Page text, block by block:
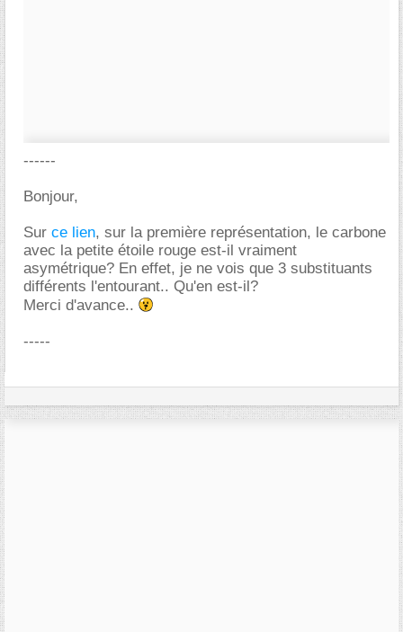
------
Bonjour,
Sur ce lien, sur la première représentation, le carbone
avec la petite étoile rouge est-il vraiment
asymétrique? En effet, je ne vois que 3 substituants
différents l'entourant.. Qu'en est-il?
Merci d'avance..
-----